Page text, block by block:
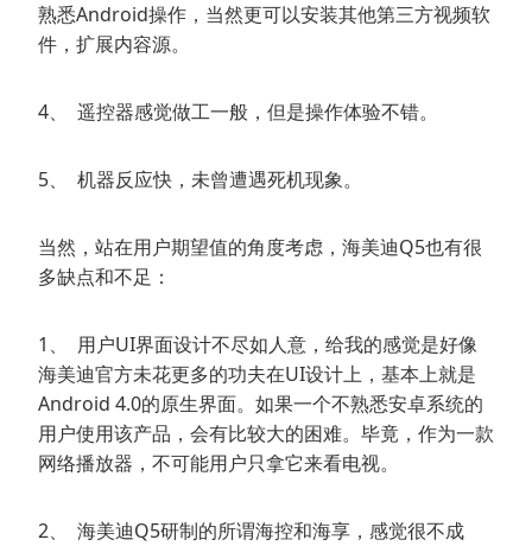
熟悉Android操作，当然更可以安装其他第三方视频软
件，扩展内容源。
4、 遥控器感觉做工一般，但是操作体验不错。
5、 机器反应快，未曾遭遇死机现象。
当然，站在用户期望值的角度考虑，海美迪Q5也有很
多缺点和不足：
1、 用户UI界面设计不尽如人意，给我的感觉是好像
海美迪官方未花更多的功夫在UI设计上，基本上就是
Android 4.0的原生界面。如果一个不熟悉安卓系统的
用户使用该产品，会有比较大的困难。毕竟，作为一款
网络播放器，不可能用户只拿它来看电视。
2、 海美迪Q5研制的所谓海控和海享，感觉很不成